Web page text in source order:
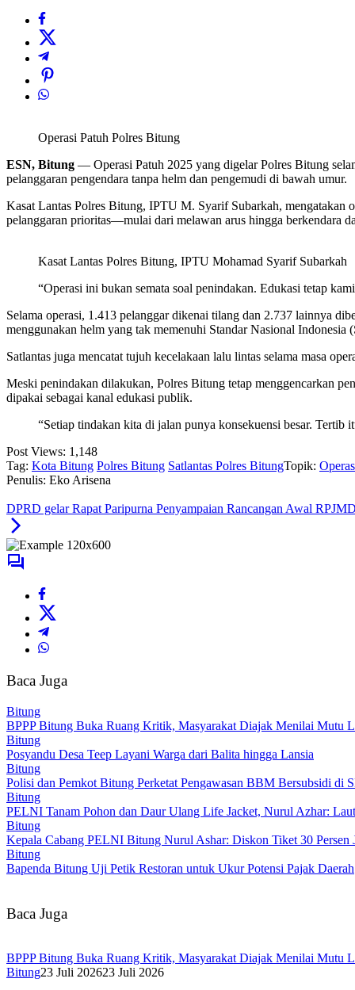
Operasi Patuh Polres Bitung
ESN, Bitung — Operasi Patuh 2025 yang digelar Polres Bitung
pelanggaran pengendara tanpa helm dan pengemudi di bawah umur.
Kasat Lantas Polres Bitung, IPTU M. Syarif Subarkah, mengatakan
pelanggaran prioritas—mulai dari melawan arus hingga berkendara
Kasat Lantas Polres Bitung, IPTU Mohamad Syarif Subarkah
“Operasi ini bukan semata soal penindakan. Edukasi tetap
Selama operasi, 1.413 pelanggar dikenai tilang dan 2.737 lainnya
menggunakan helm yang tak memenuhi Standar Nasional
Satlantas juga mencatat tujuh kecelakaan lalu lintas selama masa
Meski penindakan dilakukan, Polres Bitung tetap menggencarkan
dipakai sebagai kanal edukasi publik.
“Setiap tindakan kita di jalan punya konsekuensi besar.
Post Views: 1,148
Tag: Kota Bitung Polres Bitung Satlantas Polres BitungTopik:
Penulis: Eko Arisena
DPRD gelar Rapat Paripurna Penyampaian Rancangan Awal
Baca Juga
Bitung
BPPP Bitung Buka Ruang Kritik, Masyarakat Diajak Menilai Mutu
Bitung
Posyandu Desa Teep Layani Warga dari Balita hingga Lansia
Bitung
Polisi dan Pemkot Bitung Perketat Pengawasan BBM Bersubsidi di
Bitung
PELNI Tanam Pohon dan Daur Ulang Life Jacket, Nurul Azhar:
Bitung
Kepala Cabang PELNI Bitung Nurul Ashar: Diskon Tiket 30
Bitung
Bapenda Bitung Uji Petik Restoran untuk Ukur Potensi Pajak Daerah
Baca Juga
BPPP Bitung Buka Ruang Kritik, Masyarakat Diajak Menilai Mutu
Bitung23 Juli 202623 Juli 2026